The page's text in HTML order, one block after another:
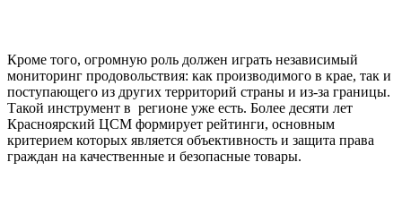
Кроме того, огромную роль должен играть независимый
мониторинг продовольствия: как производимого в крае, так и
поступающего из других территорий страны и из-за границы.
Такой инструмент в регионе уже есть. Более десяти лет
Красноярский ЦСМ формирует рейтинги, основным
критерием которых является объективность и защита права
граждан на качественные и безопасные товары.